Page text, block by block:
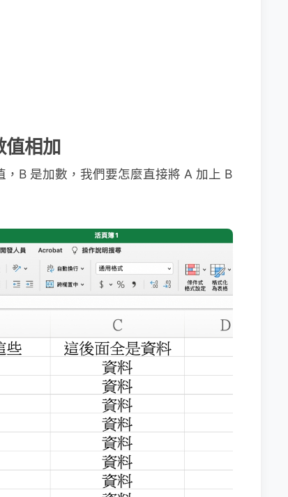
值相加
B 是加數，我們要怎麼直接將 A 加上 B